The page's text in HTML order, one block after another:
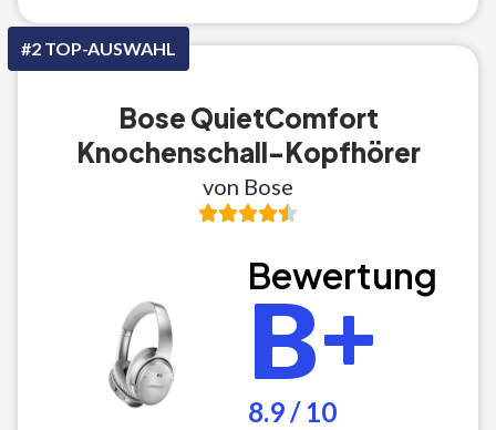
#2 TOP-AUSWAHL
Bose QuietComfort
Knochenschall-Kopfhörer
von Bose
Bewertung
B+
8.9 / 10